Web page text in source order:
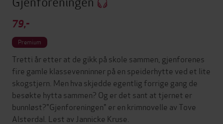
79,-
Premium
Tretti år etter at de gikk på skole sammen, gjenforenes
fire gamle klassevenninner på en speiderhytte ved et lite
skogstjern. Men hva skjedde egentlig forrige gang de
besøkte hytta sammen? Og er det sant at tjernet er
bunnløst?"Gjenforeningen" er en krimnovelle av Tove
Alsterdal. Lest av Jannicke Kruse.